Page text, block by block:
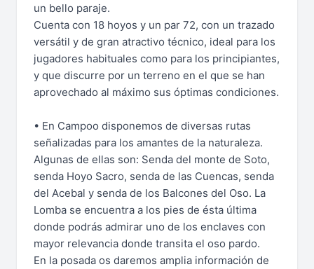
un bello paraje.
Cuenta con 18 hoyos y un par 72, con un trazado
versátil y de gran atractivo técnico, ideal para los
jugadores habituales como para los principiantes,
y que discurre por un terreno en el que se han
aprovechado al máximo sus óptimas condiciones.
• En Campoo disponemos de diversas rutas
señalizadas para los amantes de la naturaleza.
Algunas de ellas son: Senda del monte de Soto,
senda Hoyo Sacro, senda de las Cuencas, senda
del Acebal y senda de los Balcones del Oso. La
Lomba se encuentra a los pies de ésta última
donde podrás admirar uno de los enclaves con
mayor relevancia donde transita el oso pardo.
En la posada os daremos amplia información de